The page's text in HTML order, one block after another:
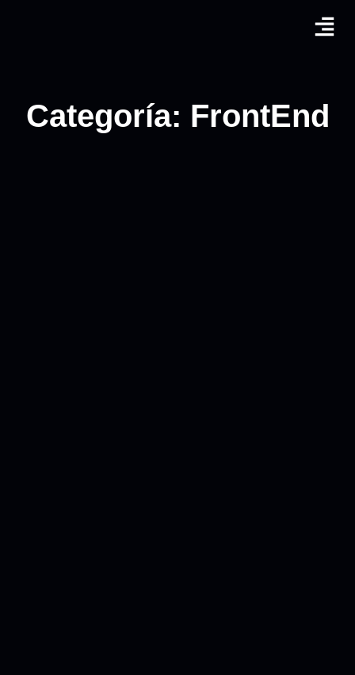
Categoría: FrontEnd